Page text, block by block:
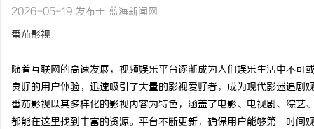
2026-05-19 发布于 蓝海新闻网
番茄影视
随着互联网的高速发展，视频娱乐平台逐渐成为人们娱乐生活中不
良好的用户体验，迅速吸引了大量的影视爱好者，成为现代影迷追剧
番茄影视以其多样化的影视内容为特色，涵盖了电影、电视剧、综
都能在这里找到丰富的资源。平台不断更新，确保用户能够第一时间